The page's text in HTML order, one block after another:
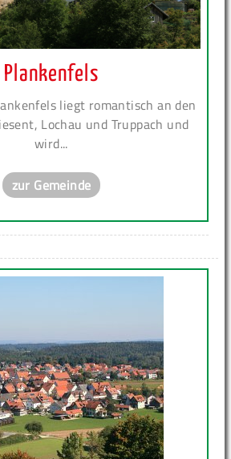
Plankenfels
liegt romantisch an den
Lochau und Truppach und
wird...
zur Gemeinde